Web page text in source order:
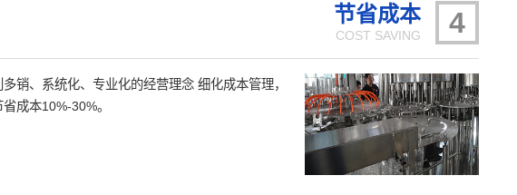
4
节省成本
COST SAVING
销、系统化、专业化的经营理念 细化成本管理，
成本10%-30%。